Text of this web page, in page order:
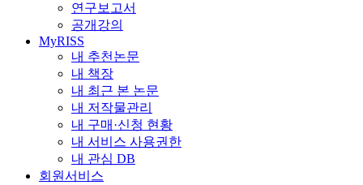
연구보고서
공개강의
MyRISS
내 추천논문
내 책장
내 최근 본 논문
내 저작물관리
내 구매·신청 현황
내 서비스 사용권한
내 관심 DB
회원서비스